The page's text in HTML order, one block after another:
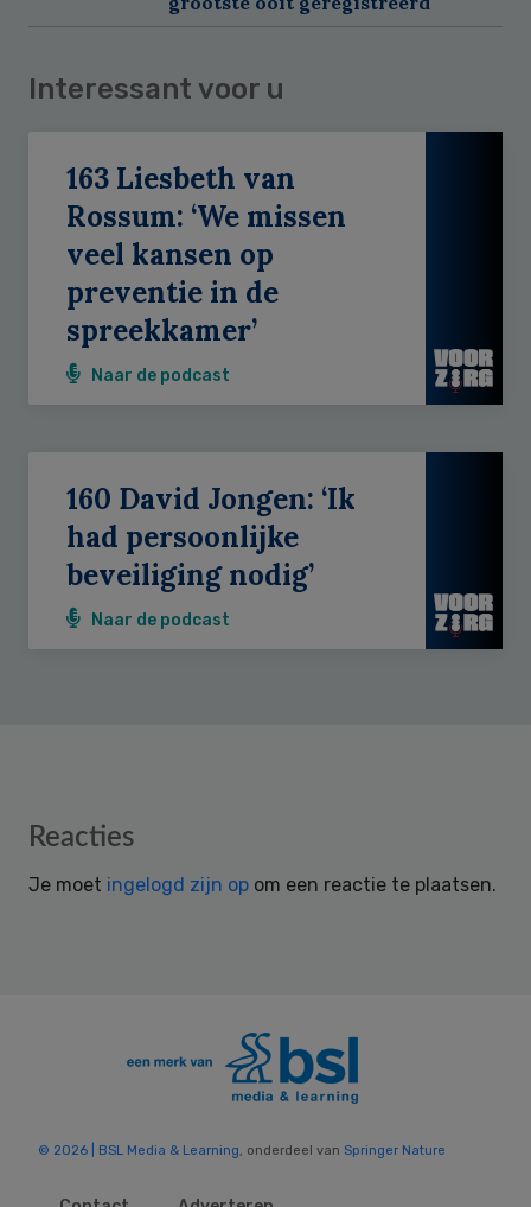
Interessant voor u
163 Liesbeth van
Rossum: ‘We missen
veel kansen op
preventie in de
spreekkamer’
Naar de podcast
160 David Jongen: ‘Ik
had persoonlijke
beveiliging nodig’
Naar de podcast
Reader
Reacties
Je moet ingelogd zijn op om een reactie te plaatsen.
© 2026 | BSL Media & Learning, onderdeel van Springer Nature